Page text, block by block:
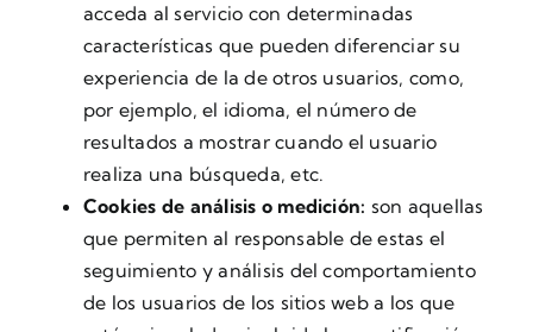
acceda al servicio con determinadas
características que pueden diferenciar su
experiencia de la de otros usuarios, como,
por ejemplo, el idioma, el número de
resultados a mostrar cuando el usuario
realiza una búsqueda, etc.
Cookies de análisis o medición: son aquellas
que permiten al responsable de estas el
seguimiento y análisis del comportamiento
de los usuarios de los sitios web a los que